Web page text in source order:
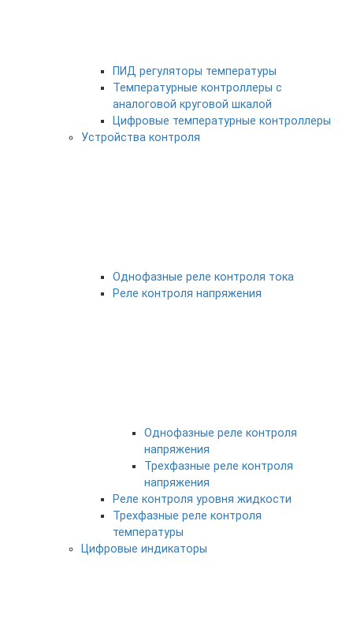
ПИД регуляторы температуры
Температурные контроллеры с
аналоговой круговой шкалой
Цифровые температурные контроллеры
Устройства контроля
Однофазные реле контроля тока
Реле контроля напряжения
Однофазные реле контроля
напряжения
Трехфазные реле контроля
напряжения
Реле контроля уровня жидкости
Трехфазные реле контроля
температуры
Цифровые индикаторы